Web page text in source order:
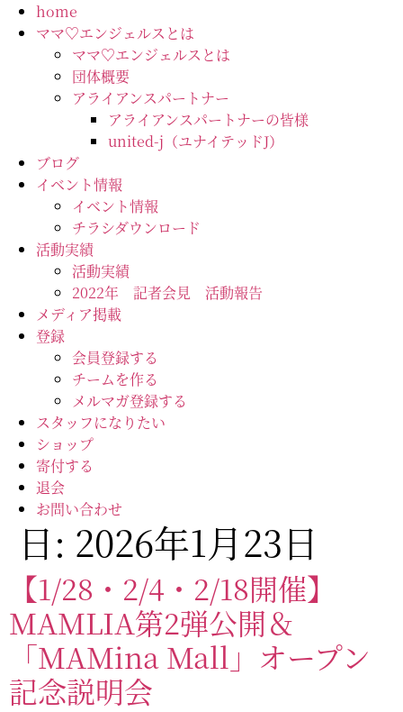
home
ママ♡エンジェルスとは
ママ♡エンジェルスとは
団体概要
アライアンスパートナー
アライアンスパートナーの皆様
united-j（ユナイテッドJ）
ブログ
イベント情報
イベント情報
チラシダウンロード
活動実績
活動実績
2022年 記者会見 活動報告
メディア掲載
登録
会員登録する
チームを作る
メルマガ登録する
スタッフになりたい
ショップ
寄付する
退会
お問い合わせ
日: 2026年1月23日
【1/28・2/4・2/18開催】
MAMLIA第2弾公開＆
「MAMina Mall」オープン
記念説明会